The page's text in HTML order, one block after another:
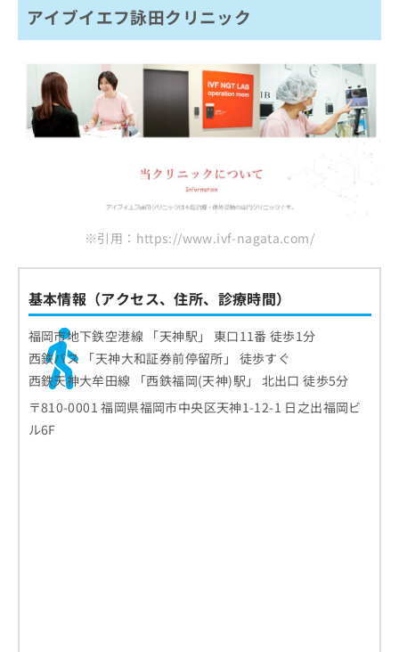
アイブイエフ詠田クリニック
※引用：https://www.ivf-nagata.com/
基本情報（アクセス、住所、診療時間）
福岡市地下鉄空港線 「天神駅」 東口11番 徒歩1分
西鉄バス 「天神大和証券前停留所」 徒歩すぐ
西鉄天神大牟田線 「西鉄福岡(天神)駅」 北出口 徒歩5分
〒810-0001 福岡県福岡市中央区天神1-12-1 日之出福岡ビ
ル6F